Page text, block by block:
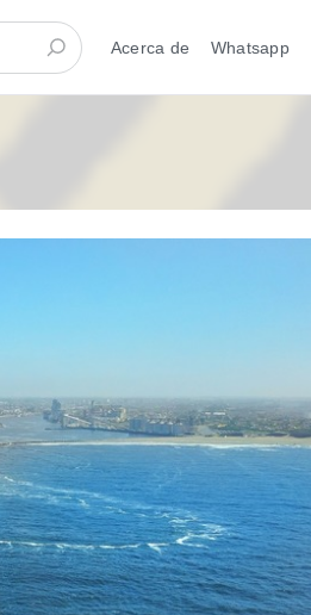
Acerca de Whatsapp